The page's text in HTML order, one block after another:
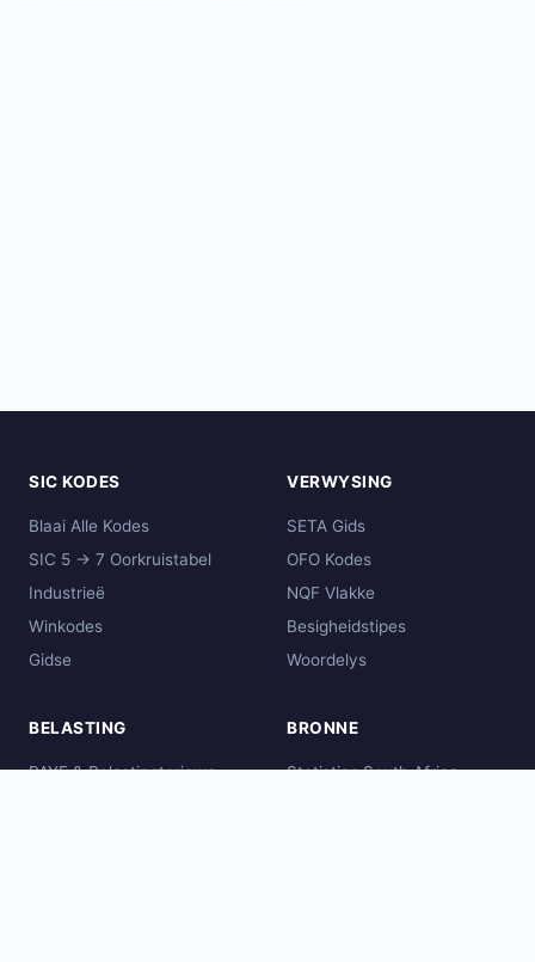
SIC KODES
Blaai Alle Kodes
SIC 5 → 7 Oorkruistabel
Industrieë
Winkodes
Gidse
VERWYSING
SETA Gids
OFO Kodes
NQF Vlakke
Besigheidstipes
Woordelys
BELASTING
PAYE & Belastingtariewe
BRONNE
Statistics South Africa